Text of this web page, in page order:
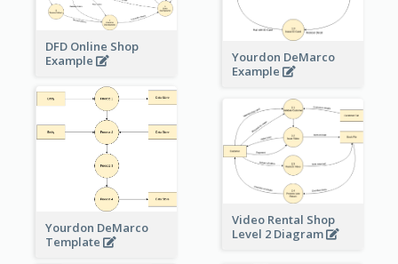
DFD Online Shop
Example
Yourdon DeMarco
Example
Yourdon DeMarco
Template
Video Rental Shop
Level 2 Diagram